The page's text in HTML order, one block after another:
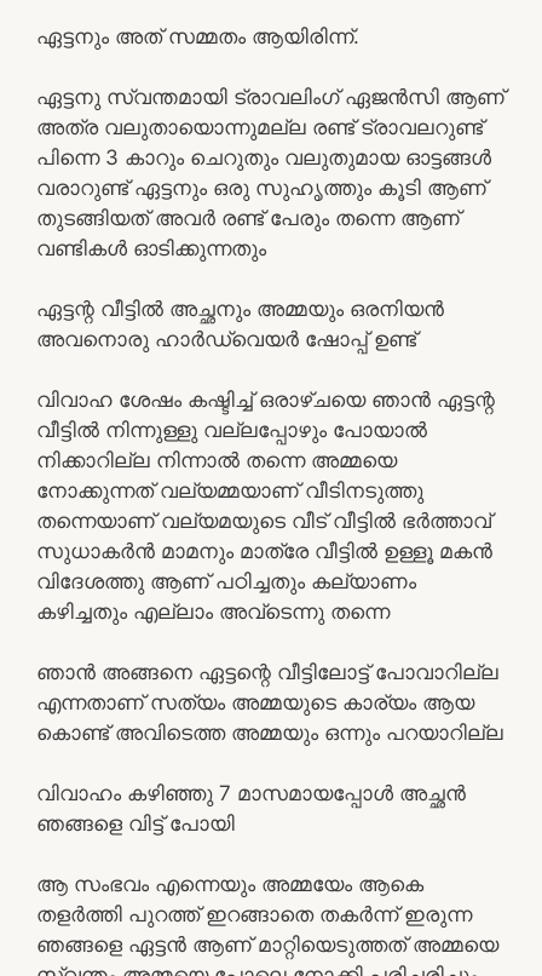
ഏട്ടനും അത് സമ്മതം ആയിരിന്ന്.
ഏട്ടനു സ്വന്തമായി ട്രാവലിംഗ് ഏജൻസി ആണ്
അത്ര വലുതായൊന്നുമല്ല രണ്ട് ട്രാവലറുണ്ട്
പിന്നെ 3 കാറും ചെറുതും വലുതുമായ ഓട്ടങ്ങൾ
വരാറുണ്ട് ഏട്ടനും ഒരു സുഹൃത്തും കൂടി ആണ്
തുടങ്ങിയത് അവർ രണ്ട് പേരും തന്നെ ആണ്
വണ്ടികൾ ഓടിക്കുന്നതും
ഏട്ടന്റ വീട്ടിൽ അച്ഛനും അമ്മയും ഒരനിയൻ
അവനൊരു ഹാർഡ്വെയർ ഷോപ്പ് ഉണ്ട്
വിവാഹ ശേഷം കഷ്ടിച്ച് ഒരാഴ്ചയെ ഞാൻ ഏട്ടന്റ
വീട്ടിൽ നിന്നുള്ളു വല്ലപ്പോഴും പോയാൽ
നിക്കാറില്ല നിന്നാൽ തന്നെ അമ്മയെ
നോക്കുന്നത് വല്യമ്മയാണ് വീടിനടുത്തു
തന്നെയാണ് വല്യമയുടെ വീട് വീട്ടിൽ ഭർത്താവ്
സുധാകർൻ മാമനും മാത്രേ വീട്ടിൽ ഉള്ളൂ മകൻ
വിദേശത്തു ആണ് പഠിച്ചതും കല്യാണം
കഴിച്ചതും എല്ലാം അവ്ടെന്നു തന്നെ
ഞാൻ അങ്ങനെ ഏട്ടന്റെ വീട്ടിലോട്ട് പോവാറില്ല
എന്നതാണ് സത്യം അമ്മയുടെ കാര്യം ആയ
കൊണ്ട് അവിടെത്ത അമ്മയും ഒന്നും പറയാറില്ല
വിവാഹം കഴിഞ്ഞു 7 മാസമായപ്പോൾ അച്ഛൻ
ഞങ്ങളെ വിട്ട് പോയി
ആ സംഭവം എന്നെയും അമ്മയേം ആകെ
തളർത്തി പുറത്ത് ഇറങ്ങാതെ തകർന്ന് ഇരുന്ന
ഞങ്ങളെ ഏട്ടൻ ആണ് മാറ്റിയെടുത്തത് അമ്മയെ